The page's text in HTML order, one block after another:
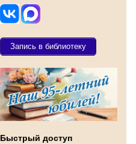
Запись в библиотеку
Быстрый доступ